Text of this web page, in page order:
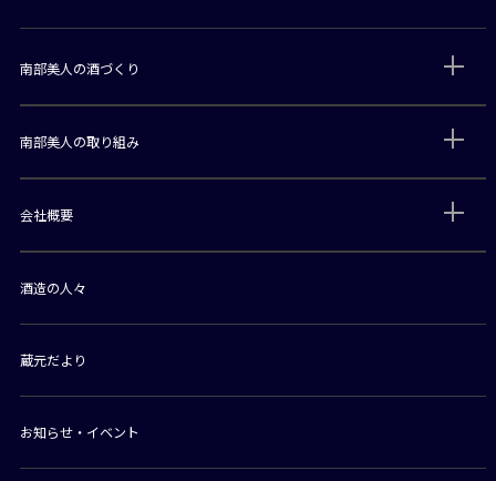
南部美人の酒づくり
南部美人の取り組み
会社概要
酒造の人々
蔵元だより
お知らせ・イベント